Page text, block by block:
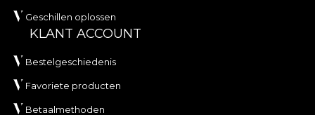
Geschillen oplossen
KLANT ACCOUNT
Bestelgeschiedenis
Favoriete producten
Betaalmethoden